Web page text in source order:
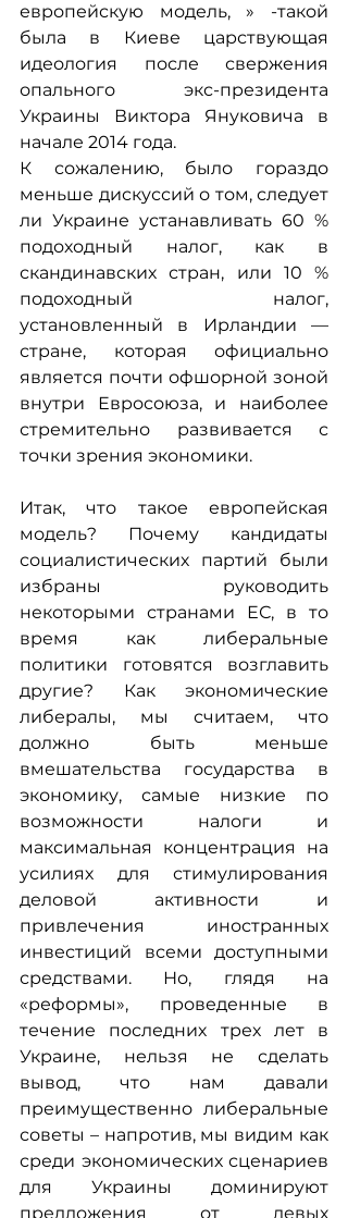
европейскую модель, » -такой
была в Киеве царствующая
идеология после свержения
опального экс-президента
Украины Виктора Януковича в
начале 2014 года.
К сожалению, было гораздо
меньше дискуссий о том, следует
ли Украине устанавливать 60 %
подоходный налог, как в
скандинавских стран, или 10 %
подоходный налог,
установленный в Ирландии —
стране, которая официально
является почти офшорной зоной
внутри Евросоюза, и наиболее
стремительно развивается с
точки зрения экономики.
Итак, что такое европейская
модель? Почему кандидаты
социалистических партий были
избраны руководить
некоторыми странами ЕС, в то
время как либеральные
политики готовятся возглавить
другие? Как экономические
либералы, мы считаем, что
должно быть меньше
вмешательства государства в
экономику, самые низкие по
возможности налоги и
максимальная концентрация на
усилиях для стимулирования
деловой активности и
привлечения иностранных
инвестиций всеми доступными
средствами. Но, глядя на
«реформы», проведенные в
течение последних трех лет в
Украине, нельзя не сделать
вывод, что нам давали
преимущественно либеральные
советы – напротив, мы видим как
среди экономических сценариев
для Украины доминируют
предложения от левых